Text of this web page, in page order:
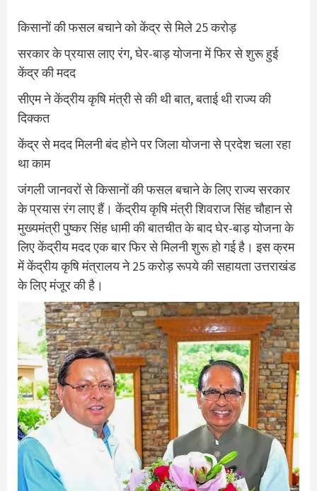
किसानों की फसल बचाने को केंद्र से मिले 25 करोड़
सरकार के प्रयास लाए रंग, घेर-बाड़ योजना में फिर से शुरू हुई
केंद्र की मदद
सीएम ने केंद्रीय कृषि मंत्री से की थी बात, बताई थी राज्य की
दिक्कत
केंद्र से मदद मिलनी बंद होने पर जिला योजना से प्रदेश चला रहा
था काम
जंगली जानवरों से किसानों की फसल बचाने के लिए राज्य सरकार
के प्रयास रंग लाए हैं। केंद्रीय कृषि मंत्री शिवराज सिंह चौहान से
मुख्यमंत्री पुष्कर सिंह धामी की बातचीत के बाद घेर-बाड़ योजना के
लिए केंद्रीय मदद एक बार फिर से मिलनी शुरू हो गई है। इस क्रम
में केंद्रीय कृषि मंत्रालय ने 25 करोड़ रूपये की सहायता उत्तराखंड
के लिए मंजूर की है।